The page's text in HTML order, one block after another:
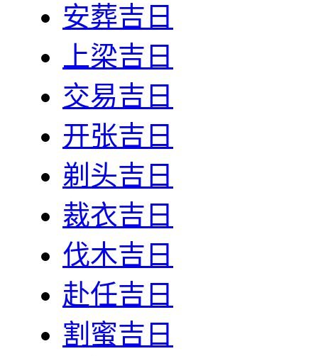
安葬吉日
上梁吉日
交易吉日
开张吉日
剃头吉日
裁衣吉日
伐木吉日
赴任吉日
割蜜吉日